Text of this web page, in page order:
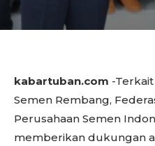
kabartuban.com -
Semen Rembang,
Perusahaan Semen
memberikan dukungan